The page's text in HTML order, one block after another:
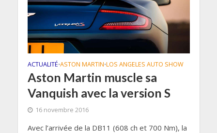
ACTUALITÉ•ASTON MARTIN•LOS ANGELES AUTO SHOW
Aston Martin muscle sa
Vanquish avec la version S
16 novembre 2016
Avec l’arrivée de la DB11 (608 ch et 700 Nm), la